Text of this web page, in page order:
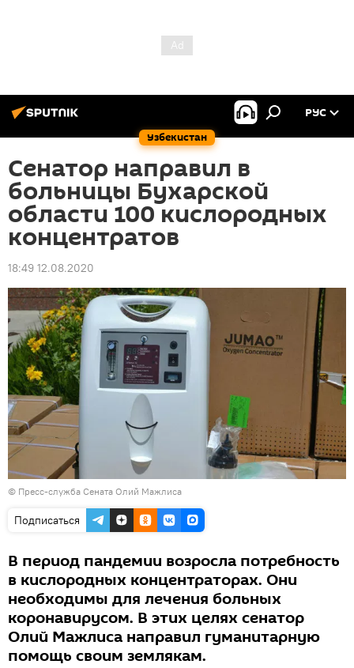
Узбекистан
РУС
Сенатор направил в
больницы Бухарской
области 100 кислородных
концентратов
18:49 12.08.2020
© Пресс-служба Сената Олий Мажлиса
Подписаться
В период пандемии возросла потребность
в кислородных концентраторах. Они
необходимы для лечения больных
коронавирусом. В этих целях сенатор
Олий Мажлиса направил гуманитарную
помощь своим землякам.